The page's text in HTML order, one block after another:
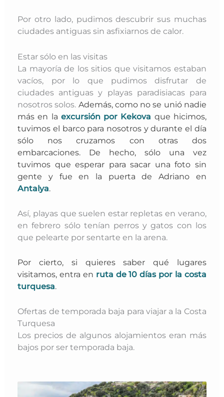
Por otro lado, pudimos descubrir sus muchas
ciudades antiguas sin asfixiarnos de calor.
Estar sólo en las visitas
La mayoría de los sitios que visitamos estaban
vacíos, por lo que pudimos disfrutar de
ciudades antiguas y playas paradisiacas para
nosotros solos. Además, como no se unió nadie
más en la excursión por Kekova que hicimos,
tuvimos el barco para nosotros y durante el día
sólo nos cruzamos con otras dos
embarcaciones. De hecho, sólo una vez
tuvimos que esperar para sacar una foto sin
gente y fue en la puerta de Adriano en
Antalya.
Así, playas que suelen estar repletas en verano,
en febrero sólo tenían perros y gatos con los
que pelearte por sentarte en la arena.
Por cierto, si quieres saber qué lugares
visitamos, entra en ruta de 10 días por la costa
turquesa.
Ofertas de temporada baja para viajar a la Costa
Turquesa
Los precios de algunos alojamientos eran más
bajos por ser temporada baja.